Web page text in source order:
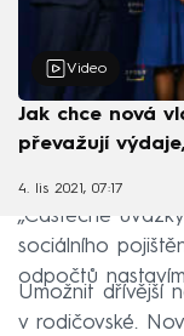
Video
Jak chce nová
převažují
4. lis 2021, 07:17
„Částečné
sociálního
odpočtů
Umožnit dřívější
v rodičovské.